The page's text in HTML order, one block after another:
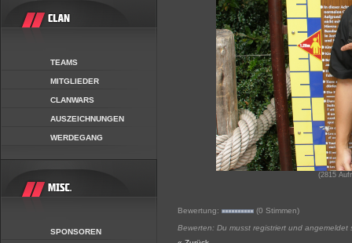
TEAMS
MITGLIEDER
CLANWARS
AUSZEICHNUNGEN
WERDEGANG
SPONSOREN
(2815
Bewertung:
(0 Stimmen)
Bewerten: Du musst registriert und angemeldet